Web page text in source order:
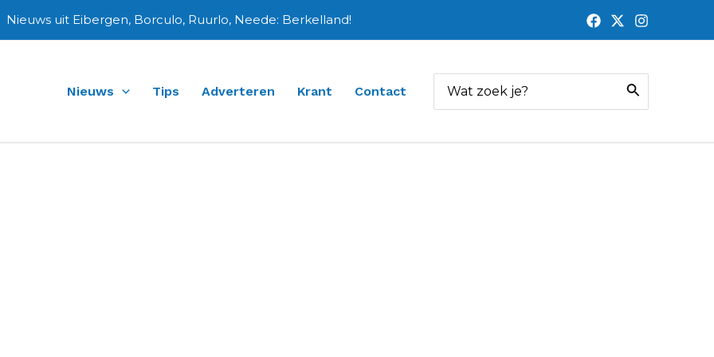
Nieuws uit Eibergen, Borculo, Ruurlo, Neede: Berkelland!
Nieuws Tips Adverteren Krant Contact
naar: